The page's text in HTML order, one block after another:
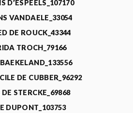
D’ESPEELS_107170
VANDAELE_33054
DE ROUCK_43344
TROCH_79166
DE CUBBER_96292
STERCKE_69868
DUPONT_103753